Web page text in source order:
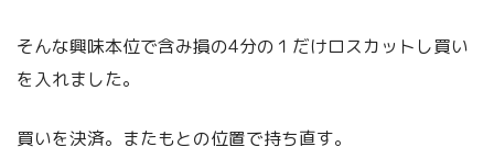
そんな興味本位で含み損の4分の１だけロスカットし買い
を入れました。
買いを決済。またもとの位置で持ち直す。